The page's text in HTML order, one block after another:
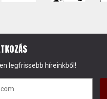
legfrissebb híreinkből!